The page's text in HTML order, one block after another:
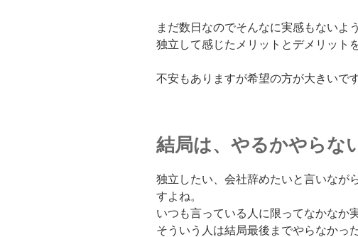
まだ数日なのでそんなに実感もないよ
独立して感じたメリットとデメリット
不安もありますが希望の方が大きいで
結局は、やるかやらな
独立したい、会社辞めたいと言いな
すよね。
いつも言っている人に限ってなかなか
そういう人は結局最後までやらなかっ